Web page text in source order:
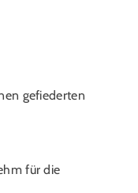
gefiederten
für die